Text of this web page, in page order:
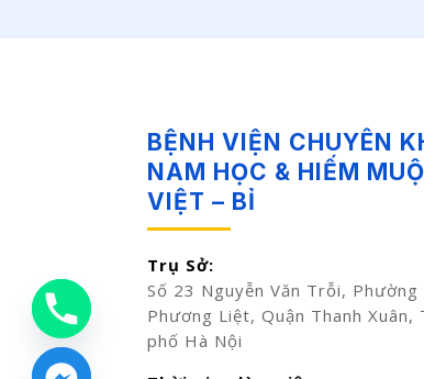
BỆNH VIỆN CHUYÊN
NAM HỌC & HIẾM
VIỆT – BỈ
Trụ Sở:
Số 23 Nguyễn Văn Trỗi, Phường
Phương Liệt, Quận Thanh Xuân,
phố Hà Nội